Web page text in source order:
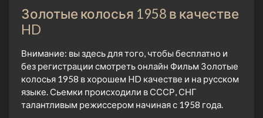
Золотые колосья 1958 в качестве
HD
Внимание: вы здесь для того, чтобы бесплатно и
без регистрации смотреть онлайн Фильм Золотые
колосья 1958 в хорошем HD качестве и на русском
языке. Сьемки происходили в СССР, СНГ
талантливым режиссером начиная с 1958 года.